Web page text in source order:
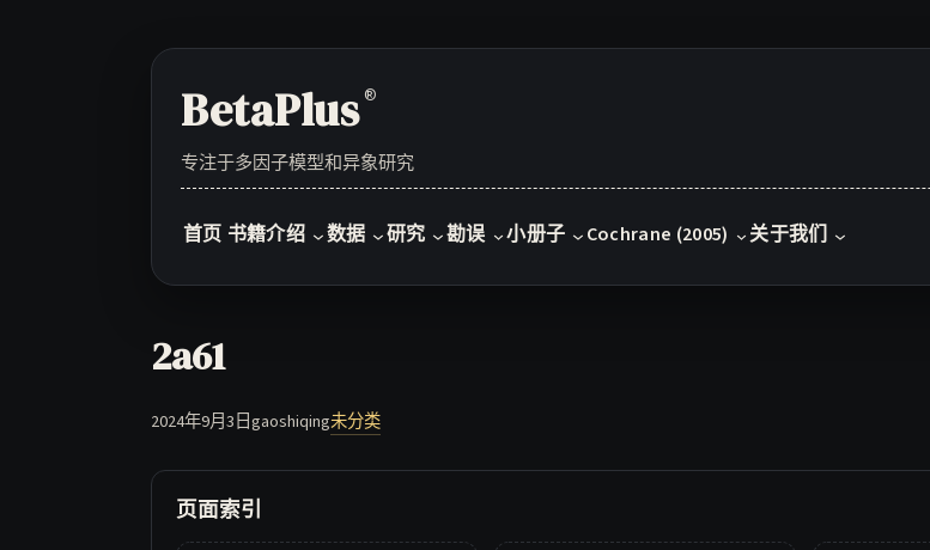
BetaPlus®
专注于多因子模型和异象研究
首页 书籍介绍 数据 研究 勘误 小册子 Cochrane (2005) 关于我们
2a61
2024年9月3日gaoshiqing未分类
页面索引